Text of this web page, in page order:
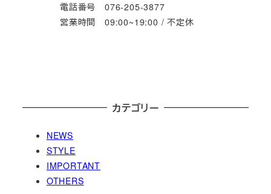
電話番号 076-205-3877
営業時間 09:00~19:00 / 不定休
カテゴリー
NEWS
STYLE
IMPORTANT
OTHERS